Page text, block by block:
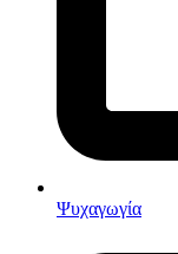
Ψυχαγωγία